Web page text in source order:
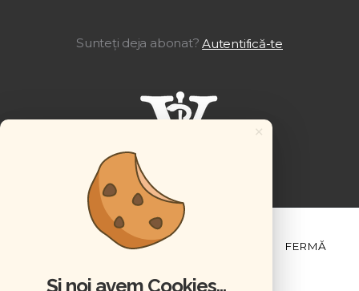
Sunteți deja abonat? Autentifică-te
ȘTIINȚĂ ȘI PRACTICĂ FERMĂ
×
Și noi avem Cookies...